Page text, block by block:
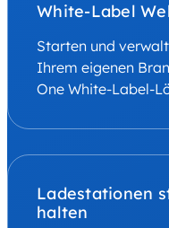
White-Label
Starten und
Ihrem eigenen
One White-Label-
Ladestationen
halten